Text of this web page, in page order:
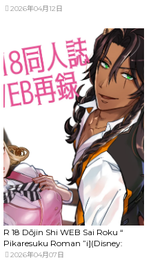
2026年04月12日
R 18 Dōjin Shi WEB Sai Roku “
Pikaresuku Roman ”i](Disney:
Twisted-Wonderland]
2026年04月07日